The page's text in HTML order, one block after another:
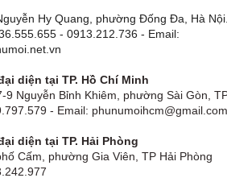
Hy Quang, phường Đống Đa, Hà Nội.
- 0913.212.736 - Email:
diện tại TP. Hồ Chí Minh
9 Nguyễn Bỉnh Khiêm, phường Sài Gòn,
- Email: phunumoihcm@gmail.com
diện tại TP. Hải Phòng
Cấm, phường Gia Viên, TP Hải Phòng